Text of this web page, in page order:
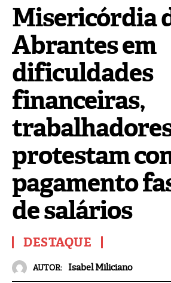
Misericórdia
Abrantes em
dificuldades
financeiras,
protestam
pagamento
de salários
DESTAQUE
AUTOR: Isabel Miliciano